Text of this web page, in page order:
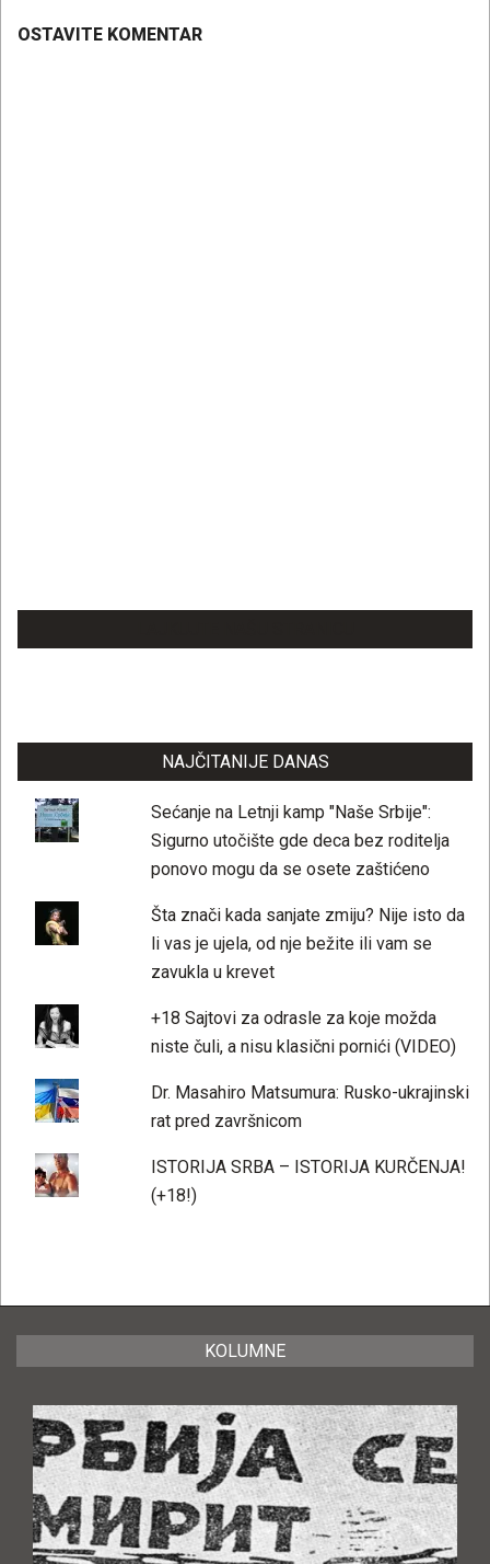
OSTAVITE KOMENTAR
NAJČITANIJE DANAS
Sećanje na Letnji kamp "Naše Srbije":
Sigurno utočište gde deca bez roditelja
ponovo mogu da se osete zaštićeno
Šta znači kada sanjate zmiju? Nije isto da
li vas je ujela, od nje bežite ili vam se
zavukla u krevet
+18 Sajtovi za odrasle za koje možda
niste čuli, a nisu klasični pornići (VIDEO)
Dr. Masahiro Matsumura: Rusko-ukrajinski
rat pred završnicom
ISTORIJA SRBA – ISTORIJA KURČENJA!
(+18!)
KOLUMNE